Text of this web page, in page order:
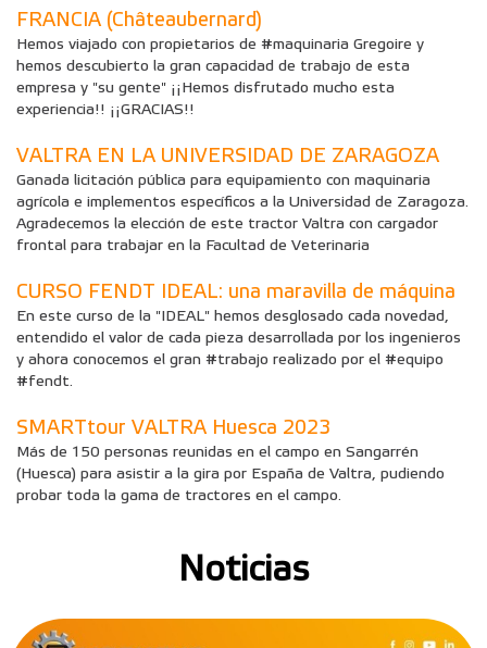
FRANCIA (Châteaubernard)
Hemos viajado con propietarios de #maquinaria Gregoire y
hemos descubierto la gran capacidad de trabajo de esta
empresa y "su gente" ¡¡Hemos disfrutado mucho esta
experiencia!! ¡¡GRACIAS!!
VALTRA EN LA UNIVERSIDAD DE ZARAGOZA
Ganada licitación pública para equipamiento con maquinaria
agrícola e implementos específicos a la Universidad de Zaragoza.
Agradecemos la elección de este tractor Valtra con cargador
frontal para trabajar en la Facultad de Veterinaria
CURSO FENDT IDEAL: una maravilla de máquina
En este curso de la "IDEAL" hemos desglosado cada novedad,
entendido el valor de cada pieza desarrollada por los ingenieros
y ahora conocemos el gran #trabajo realizado por el #equipo
#fendt.
SMARTtour VALTRA Huesca 2023
Más de 150 personas reunidas en el campo en Sangarrén
(Huesca) para asistir a la gira por España de Valtra, pudiendo
probar toda la gama de tractores en el campo.
Noticias